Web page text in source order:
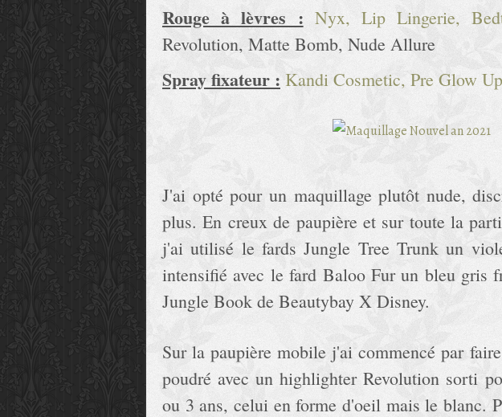
Rouge à lèvres : Nyx, Lip Lingerie,
Revolution, Matte Bomb, Nude Allure
Spray fixateur : Kandi Cosmetic, Pre Glow
J'ai opté pour un maquillage plutôt nude,
plus. En creux de paupière et sur toute la
j'ai utilisé le fards Jungle Tree Trunk un
intensifié avec le fard Baloo Fur un bleu gris
Jungle Book de Beautybay X Disney.
Sur la paupière mobile j'ai commencé par
poudré avec un highlighter Revolution sorti
ou 3 ans, celui en forme d'oeil mais le blanc.